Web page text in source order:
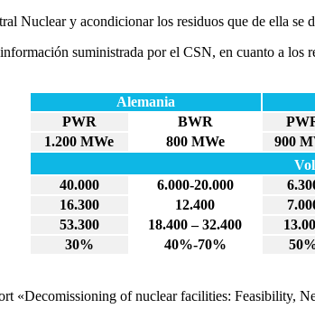
Nuclear y acondicionar los residuos que de ella
suministrada por el CSN, en cuanto a los
Alemania
PWR BWR
1.200 MWe
800 MWe 900
40.000 6.000-20.000
16.300 12.400
53.300 18.400 – 32.400
30% 40%-70%
«Decomissioning of nuclear facilities: Feasibility,